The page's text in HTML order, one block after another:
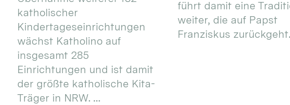
katholischer
Kindertageseinrichtungen
wächst Katholino auf
insgesamt 285
Einrichtungen und ist damit
der größte katholische Kita-
Träger in NRW. ...
führt damit eine
weiter, die auf Papst
Franziskus